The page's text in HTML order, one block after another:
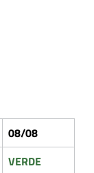
08/08
VERDE